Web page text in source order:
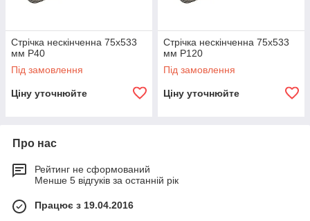
Стрічка нескінченна 75х533
мм P40
Під замовлення
Ціну уточнюйте
Стрічка нескінченна 75х533
мм P120
Під замовлення
Ціну уточнюйте
Про нас
Рейтинг не сформований
Менше 5 відгуків за останній рік
Працює з 19.04.2016